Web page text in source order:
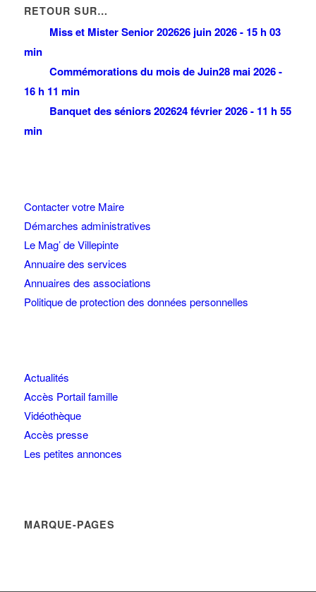
RETOUR SUR…
Miss et Mister Senior 202626 juin 2026 - 15 h 03
min
Commémorations du mois de Juin28 mai 2026 -
16 h 11 min
Banquet des séniors 202624 février 2026 - 11 h 55
min
Contacter votre Maire
Démarches administratives
Le Mag’ de Villepinte
Annuaire des services
Annuaires des associations
Politique de protection des données personnelles
Actualités
Accès Portail famille
Vidéothèque
Accès presse
Les petites annonces
MARQUE-PAGES